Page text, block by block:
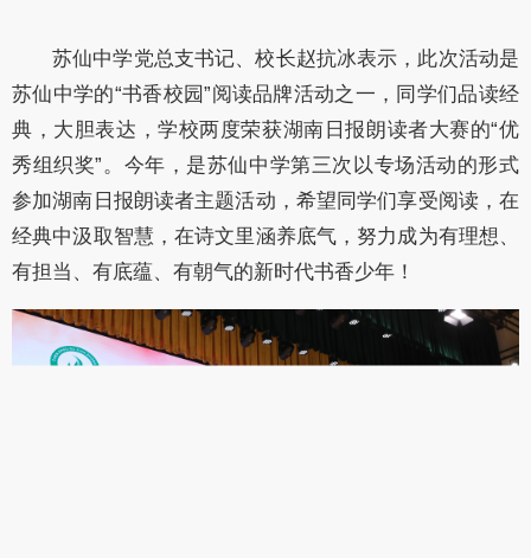
苏仙中学党总支书记、校长赵抗冰表示，此次活动是
苏仙中学的“书香校园”阅读品牌活动之一，同学们品读经
典，大胆表达，学校两度荣获湖南日报朗读者大赛的“优
秀组织奖”。今年，是苏仙中学第三次以专场活动的形式
参加湖南日报朗读者主题活动，希望同学们享受阅读，在
经典中汲取智慧，在诗文里涵养底气，努力成为有理想、
有担当、有底蕴、有朝气的新时代书香少年！